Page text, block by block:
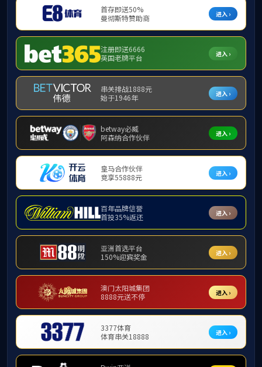
90周年院庆宣传视频
当前位置：首页>校友之窗>90周年院庆宣传视频
488体育90周年院庆宣传视频